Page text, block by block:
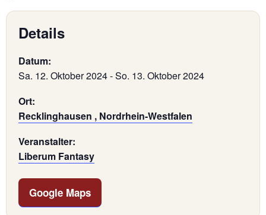
Details
Datum:
Sa. 12. Oktober 2024-So. 13. Oktober 2024
Ort:
Recklinghausen , Nordrhein-Westfalen
Veranstalter:
Liberum Fantasy
Google Maps